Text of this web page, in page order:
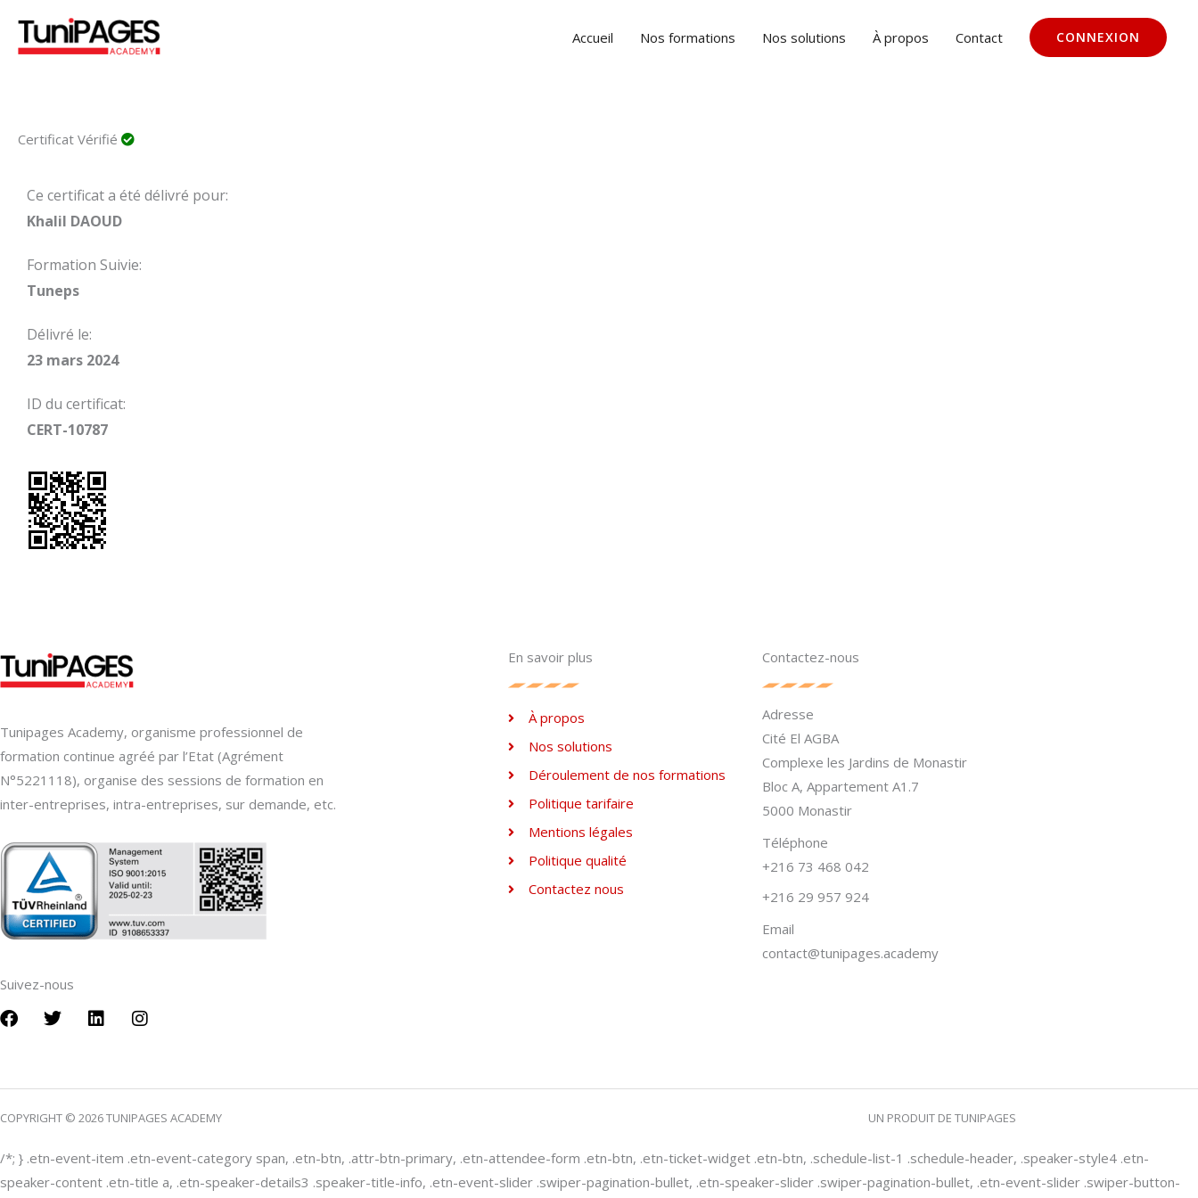
contenu
Accueil Nos formations Nos solutions À propos Contact CONNEXION
Certificat Vérifié
Ce certificat a été délivré pour:
Khalil DAOUD
Formation Suivie:
Tuneps
Délivré le:
23 mars 2024
ID du certificat:
CERT-10787
Tunipages Academy, organisme professionnel de
formation continue agréé par l’Etat (Agrément
N°5221118), organise des sessions de formation en
inter-entreprises, intra-entreprises, sur demande, etc.
Suivez-nous
F
a
b
o
T
t
r
L
e
i
I
a
r
m
En savoir plus
À propos
Nos solutions
Déroulement de nos formations
Politique tarifaire
Mentions légales
Politique qualité
Contactez nous
Contactez-nous
Adresse
Cité El AGBA
Complexe les Jardins de Monastir
Bloc A, Appartement A1.7
5000 Monastir
Téléphone
+216 73 468 042
+216 29 957 924
Email
contact@tunipages.academy
COPYRIGHT © 2026 TUNIPAGES ACADEMY UN PRODUIT DE TUNIPAGES
/*; } .etn-event-item .etn-event-category span, .etn-btn, .attr-btn-primary, .etn-attendee-form .etn-btn, .etn-ticket-widget .etn-btn, .schedule-list-1 .schedule-header, .speaker-style4 .etn-
speaker-content .etn-title a, .etn-speaker-details3 .speaker-title-info, .etn-event-slider .swiper-pagination-bullet, .etn-speaker-slider .swiper-pagination-bullet, .etn-event-slider .swiper-button-